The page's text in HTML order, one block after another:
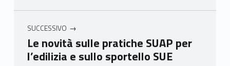
SUCCESSIVO
Le novità sulle pratiche SUAP per
l’edilizia e sullo sportello SUE